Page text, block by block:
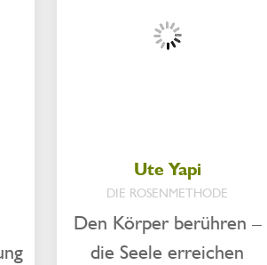
Ute Yapi
DIE ROSENMETHODE
Den Körper berühren –
die Seele erreichen